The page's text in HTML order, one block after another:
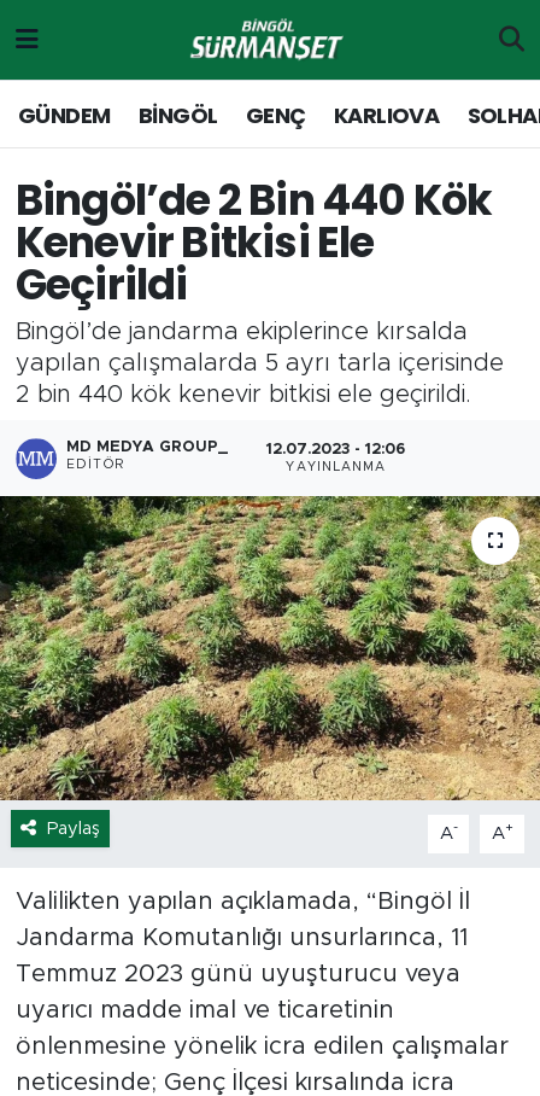
GÜNDEM BİNGÖL GENÇ KARLIOVA
Bingöl’de 2 Bin 440 Kök
Kenevir Bitkisi Ele
Geçirildi
Bingöl’de jandarma ekiplerince kırsalda
yapılan çalışmalarda 5 ayrı tarla içerisinde
2 bin 440 kök kenevir bitkisi ele geçirildi.
MD MEDYA GROUP_
EDITÖR
12.07.2023 - 12:06
YAYINLANMA
Paylaş A- A+
Valilikten yapılan açıklamada, “Bingöl İl
Jandarma Komutanlığı unsurlarınca, 11
Temmuz 2023 günü uyuşturucu veya
uyarıcı madde imal ve ticaretinin
önlenmesine yönelik icra edilen çalışmalar
neticesinde; Genç İlçesi kırsalında icra
Genç
Solhan
Karlıova
Adaklı-Kiğı
Yayladere-Yedisu
MD Prestij Dergisi
Siyaset
Spor
Yaşam
Sağlık
Eğitim
Ekonomi
Hava Durumu
Bingöl Kaza Haberleri
Merkez Hava Durumu
Merkez Trafik Yoğunluk Haritası
Süper Lig Puan Durumu ve Fikstür
Tüm Manşetler
Son Dakika Haberleri
Haber Arşivi